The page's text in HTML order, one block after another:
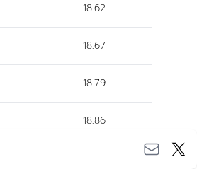
18.62
18.67
18.79
18.86